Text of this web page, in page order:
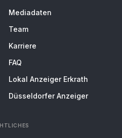
Mediadaten
Team
Karriere
FAQ
Lokal Anzeiger Erkrath
Düsseldorfer Anzeiger